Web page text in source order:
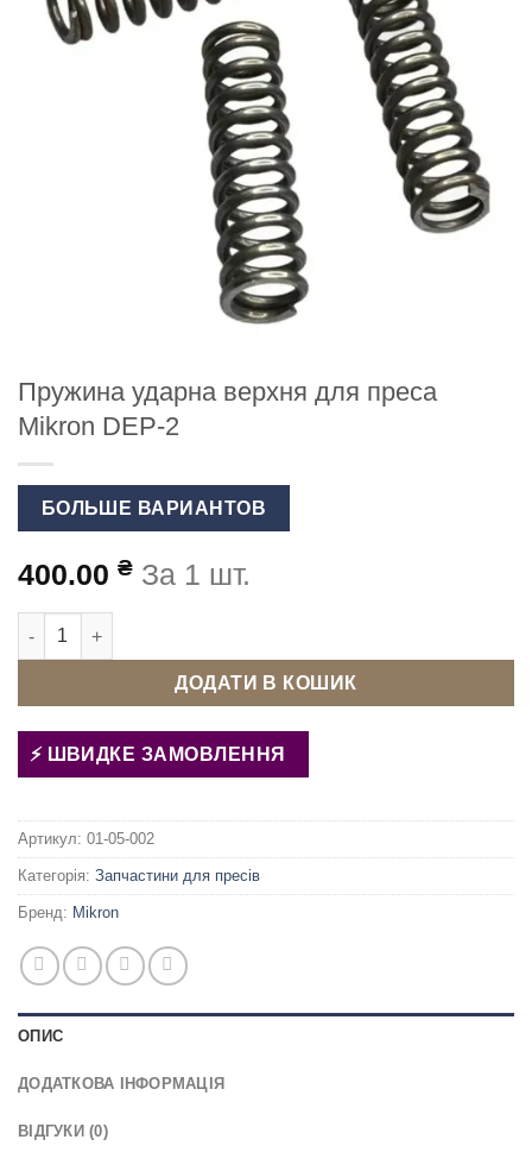
Пружина ударна верхня для преса
Mikron DEP-2
БОЛЬШЕ ВАРИАНТОВ
400.00 ₴ За 1 шт.
Пружина ударна верхня для преса Mikron DEP-2 кількість
ДОДАТИ В КОШИК
ШВИДКЕ ЗАМОВЛЕННЯ
Артикул: 01-05-002
Категорія: Запчастини для пресів
Бренд: Mikron
ОПИС
ДОДАТКОВА ІНФОРМАЦІЯ
ВІДГУКИ (0)